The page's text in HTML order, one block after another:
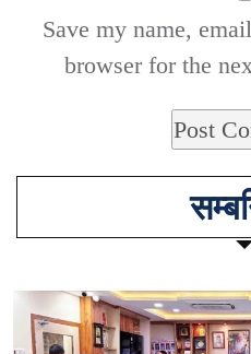
Save my name,
browser for the